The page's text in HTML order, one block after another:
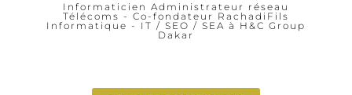
Informaticien Administrateur réseau
Télécoms - Co-fondateur RachadiFils
Informatique - IT / SEO / SEA à H&C Group
Dakar